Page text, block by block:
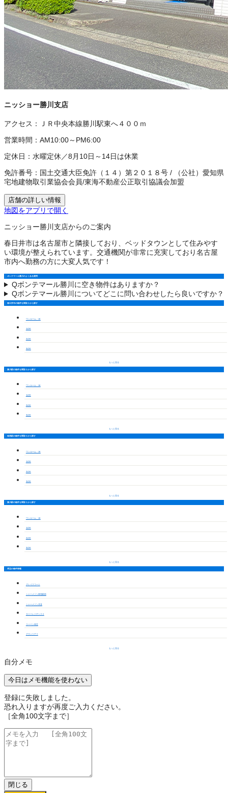
ニッショー勝川支店
アクセス：
ＪＲ中央本線勝川駅東へ４００ｍ
営業時間： AM10:00～PM6:00
定休日： 水曜定休／8月10日～14日は休業
免許番号： 国土交通大臣免許（１４）第２０１８号 /
（公社）愛知県
宅地建物取引業協会会員/東海不動産公正取引協議会加盟
店舗の詳しい情報
地図をアプリで開く
ニッショー勝川支店からのご案内
春日井市は名古屋市と隣接しており、ベッドタウンとして住みやす
い環境が整えられています。交通機関が非常に充実しており名古屋
市内へ勤務の方に大変人気です！
ボンテマール勝川のよくある質問
Qボンテマール勝川に空き物件はありますか？
Qボンテマール勝川についてどこに問い合わせしたら良いですか？
春日井市の物件を間取りから探す
ワンルーム・1K
1LDK
2LDK
3LDK
もっと見る
勝川駅の物件を間取りから探す
ワンルーム・1K
1LDK
2LDK
3LDK
もっと見る
味美駅の物件を間取りから探す
ワンルーム・1K
1LDK
2LDK
3LDK
もっと見る
勝川駅の物件を間取りから探す
ワンルーム・1K
1LDK
2LDK
3LDK
もっと見る
周辺の物件情報
グレイスコート
シャーメゾン神領駅前
シャーメゾン月見
サニーレジデンスⅡ
リーベン弥生
グランツアイ
もっと見る
自分メモ
今日はメモ機能を使わない
登録に失敗しました。
恐れ入りますが再度ご入力ください。
［全角100文字まで］
閉じる